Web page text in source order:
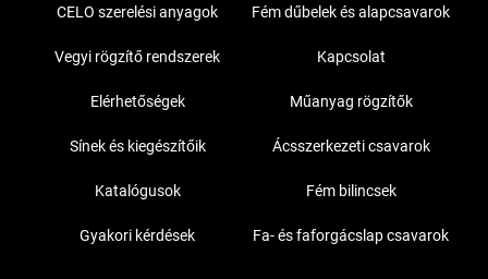
CELO szerelési anyagok Fém dűbelek és alapcsavarok
Vegyi rögzítő rendszerek Kapcsolat
Elérhetőségek Műanyag rögzítők
Sínek és kiegészítőik Ácsszerkezeti csavarok
Katalógusok Fém bilincsek
Gyakori kérdések Fa- és faforgácslap csavarok